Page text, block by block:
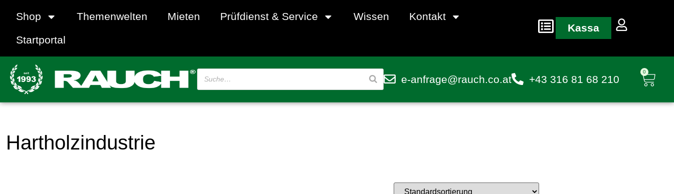
Shop Themenwelten Mieten Prüfdienst & Service Wissen Kontakt
Startportal
Kassa
e-anfrage@rauch.co.at +43 316 81 68 210
0
Hartholzindustrie